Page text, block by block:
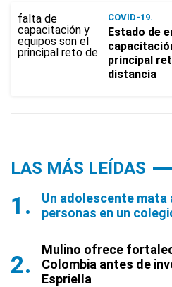
COVID-19.
Estado de
principal
distancia
LAS MÁS LEÍDAS
Un adolescente mata
personas en un
Mulino ofrece
Colombia antes de
Espriella